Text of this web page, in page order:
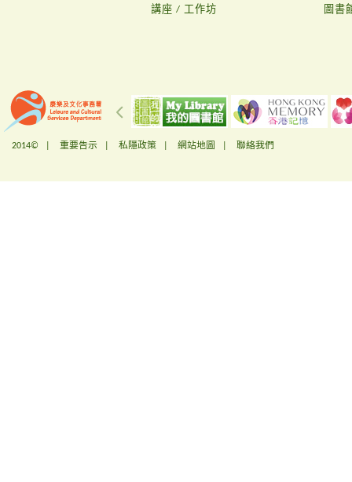
講座 / 工作坊
圖書
2014© | 重要告示 私隱政策 網站地圖 聯絡我們